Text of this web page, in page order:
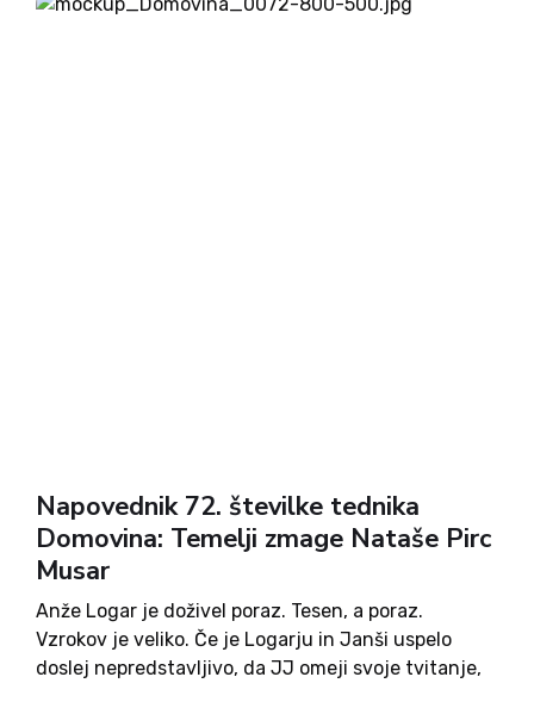
Napovednik 72. številke tednika
Domovina: Temelji zmage Nataše Pirc
Musar
Anže Logar je doživel poraz. Tesen, a poraz.
Vzrokov je veliko. Če je Logarju in Janši uspelo
doslej nepredstavljivo, da JJ omeji svoje tvitanje,